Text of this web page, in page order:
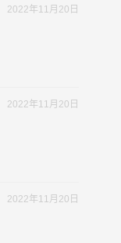
2022年11月20日
2022年11月20日
2022年11月20日